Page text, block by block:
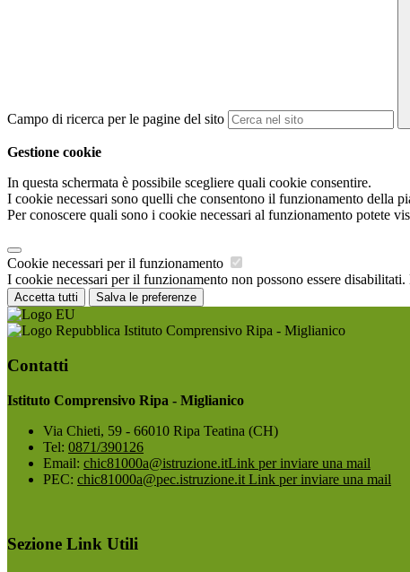
Campo di ricerca per le pagine del sito
Gestione cookie
In questa schermata è possibile scegliere quali cookie consentire.
I cookie necessari sono quelli che consentono il funzionamento della
Per conoscere quali sono i cookie necessari al funzionamento potete
Cookie necessari per il funzionamento
I cookie necessari per il funzionamento non possono essere
Accetta tutti Salva le preferenze
Istituto Comprensivo Ripa - Miglianico
Contatti
Istituto Comprensivo Ripa - Miglianico
Via Chieti, 59 - 66010 Ripa Teatina (CH)
Tel: 0871/390126
Email: chic81000a@istruzione.itLink per inviare una mail
PEC: chic81000a@pec.istruzione.it Link per inviare una mail
Sezione Link Utili